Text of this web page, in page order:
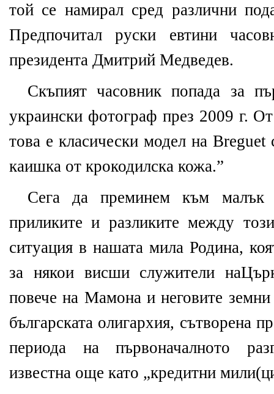
той се намирал сред различни
Предпочитал руски евтини
президента Дмитрий Медведев.
Скъпият часовник попада за
украински фотограф през 2009 г.
това е класически модел на Breguet
каишка от крокодилска кожа.”
Сега да преминем към малък
приликите и разликите между
ситуация в нашата мила Родина,
за някои висши служители
повече на Мамона и неговите
българската олигархия, сътворена
периода на първоначалното
известна още като „кредитни